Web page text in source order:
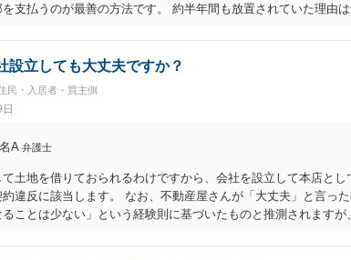
支払うのが最善の方法です。 約半年間も放置されていた理由
設立しても大丈夫ですか？
民・入居者・買主側
A 弁護士
土地を借りておられるわけですから、会社を設立して本店と
違反に該当します。 なお、不動産屋さんが「大丈夫」と言っ
ることは少ない」という経験則に基づいたものと推測されます
務所・店舗用に大きく改築する等までなさらない限り、リス